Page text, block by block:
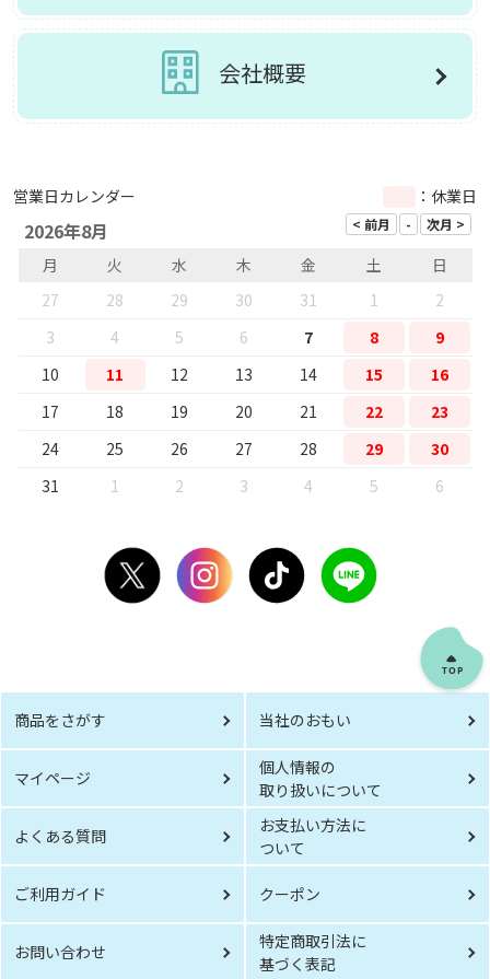
会社概要
営業日カレンダー ：休業日
2026年8月
月 火 水 木 金 土
日
27
28 29 30 31 1
2
3
4 5 6 7 8
9
10
11 12 13 14 15
16
17
18 19 20 21 22
23
24
25 26 27 28 29
30
31
1 2 3 4 5 6
商品をさがす 当社のおもい
マイページ
個人情報の
取り扱いについて
よくある質問
お支払い方法に
ついて
ご利用ガイド クーポン
お問い合わせ
特定商取引法に
基づく表記